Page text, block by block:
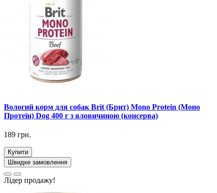
Вологий корм для собак Brit (Брит) Mono Protein (Моно
Протеїн) Dog 400 г з яловичиною (консерва)
189 грн.
Купити
Швидке замовлення
Лідер продажу!